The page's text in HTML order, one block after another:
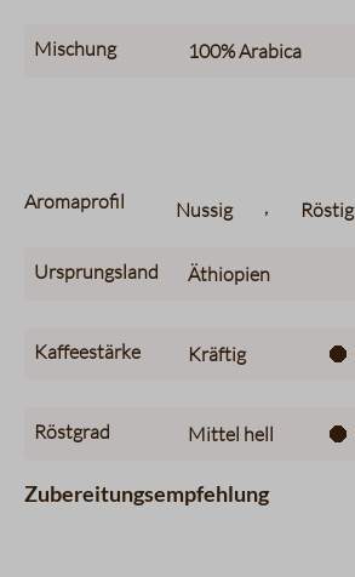
Mischung 100%Arabica
Aromaprofil Nussig , Röstig
Ursprungsland Äthiopien
Kaffeestärke Kräftig
Röstgrad Mittel hell
Zubereitungsempfehlung